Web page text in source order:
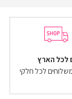
לכל הארץ
לכל חלקי